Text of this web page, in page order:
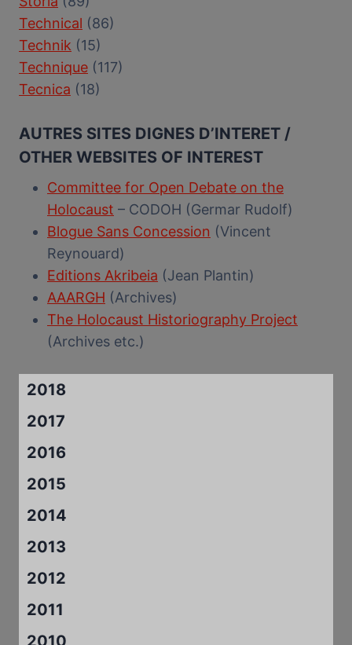
Technical (86)
Technik (15)
Technique (117)
Tecnica (18)
AUTRES SITES DIGNES D’INTERET /
OTHER WEBSITES OF INTEREST
Committee for Open Debate on the
Holocaust – CODOH (Germar Rudolf)
Blogue Sans Concession (Vincent
Reynouard)
Editions Akribeia (Jean Plantin)
AAARGH (Archives)
The Holocaust Historiography Project
(Archives etc.)
2018
2017
2016
2015
2014
2013
2012
2011
2010